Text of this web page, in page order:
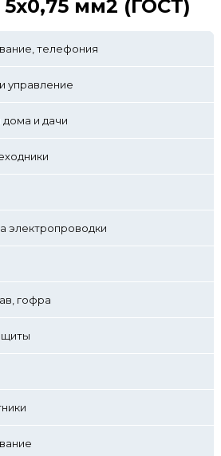
мм2 (ГОСТ)
телефония
управление
и дачи
электропроводки
гофра
щиты